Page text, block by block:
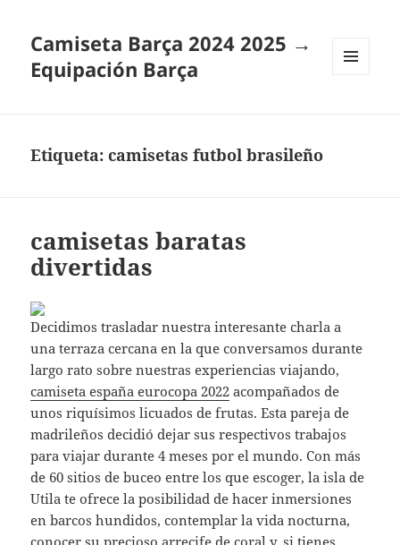
Camiseta Barça 2024 2025 →
Equipación Barça
Etiqueta:camisetas futbol brasileño
camisetas baratas
divertidas
Decidimos trasladar nuestra interesante charla a
una terraza cercana en la que conversamos durante
largo rato sobre nuestras experiencias viajando,
camiseta españa eurocopa 2022 acompañados de
unos riquísimos licuados de frutas. Esta pareja de
madrileños decidió dejar sus respectivos trabajos
para viajar durante 4 meses por el mundo. Con más
de 60 sitios de buceo entre los que escoger, la isla de
Utila te ofrece la posibilidad de hacer inmersiones
en barcos hundidos, contemplar la vida nocturna,